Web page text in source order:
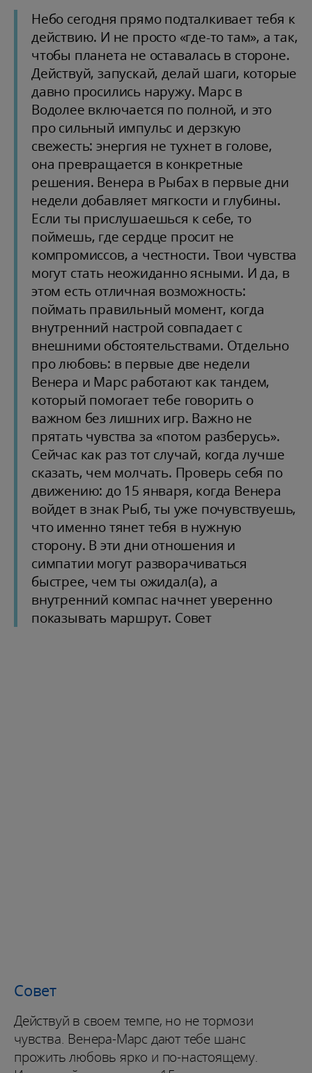
Небо сегодня прямо подталкивает тебя к
действию. И не просто «где-то там», а так,
чтобы планета не оставалась в стороне.
Действуй, запускай, делай шаги, которые
давно просились наружу. Марс в
Водолее включается по полной, и это
про сильный импульс и дерзкую
свежесть: энергия не тухнет в голове,
она превращается в конкретные
решения. Венера в Рыбах в первые дни
недели добавляет мягкости и глубины.
Если ты прислушаешься к себе, то
поймешь, где сердце просит не
компромиссов, а честности. Твои чувства
могут стать неожиданно ясными. И да, в
этом есть отличная возможность:
поймать правильный момент, когда
внутренний настрой совпадает с
внешними обстоятельствами. Отдельно
про любовь: в первые две недели
Венера и Марс работают как тандем,
который помогает тебе говорить о
важном без лишних игр. Важно не
прятать чувства за «потом разберусь».
Сейчас как раз тот случай, когда лучше
сказать, чем молчать. Проверь себя по
движению: до 15 января, когда Венера
войдет в знак Рыб, ты уже почувствуешь,
что именно тянет тебя в нужную
сторону. В эти дни отношения и
симпатии могут разворачиваться
быстрее, чем ты ожидал(а), а
внутренний компас начнет уверенно
показывать маршрут. Совет
Совет
Действуй в своем темпе, но не тормози
чувства. Венера-Марс дают тебе шанс
прожить любовь ярко и по-настоящему.